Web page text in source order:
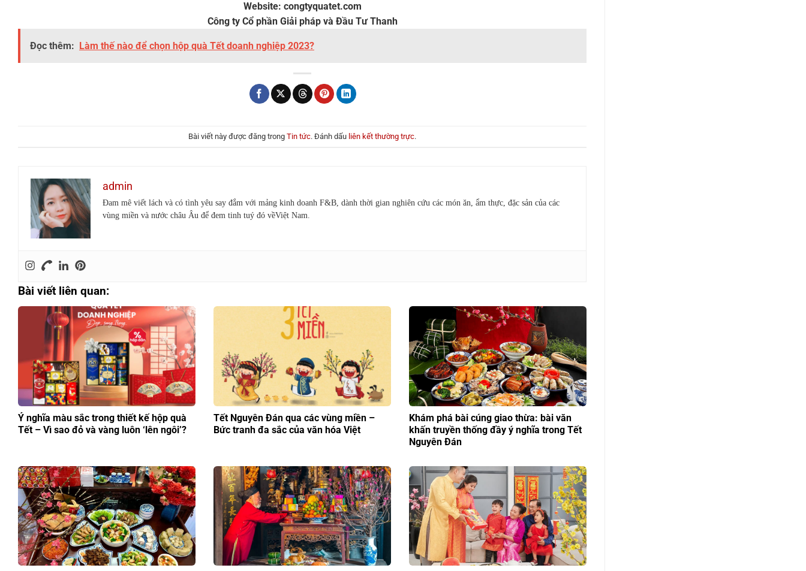
Website: congtyquatet.com
Công ty Cổ phần Giải pháp và Đầu Tư Thanh
Đọc thêm: Làm thế nào để chọn hộp quà Tết doanh nghiệp 2023?
Bài viết này được đăng trong Tin tức. Đánh dấu liên kết thường trực.
admin
Đam mê viết lách và có tình yêu say đắm với mảng kinh doanh F&B, dành thời gian nghiên cứu các món ăn, ẩm thực, đặc sản của các
vùng miền và nước châu Âu để đem tinh tuý đó vềViệt Nam.
Bài viết liên quan:
Ý nghĩa màu sắc trong thiết kế hộp quà
Tết – Vì sao đỏ và vàng luôn ‘lên ngôi’?
Tết Nguyên Đán qua các vùng miền –
Bức tranh đa sắc của văn hóa Việt
Khám phá bài cúng giao thừa: bài văn
khấn truyền thống đầy ý nghĩa trong Tết
Nguyên Đán